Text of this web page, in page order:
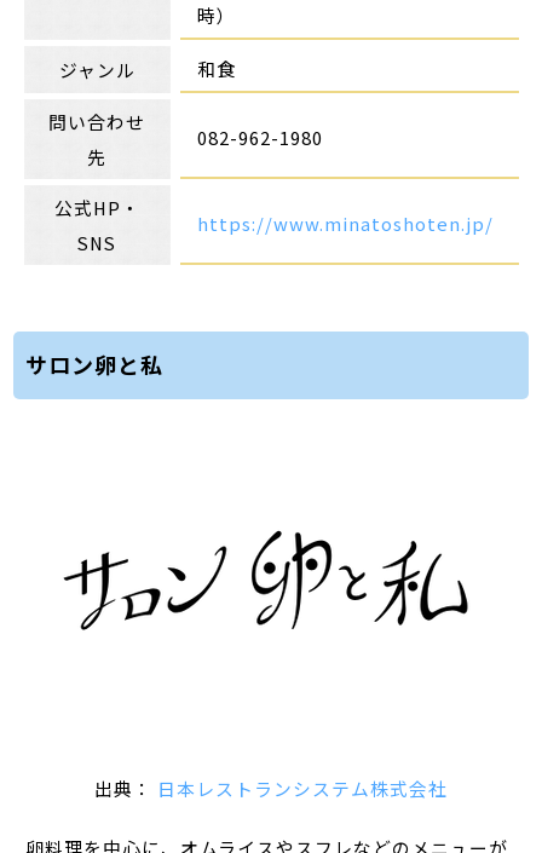
時）
ジャンル 和食
問い合わせ
先
082-962-1980
公式HP・
SNS
https://www.minatoshoten.jp/
サロン卵と私
出典： 日本レストランシステム株式会社
卵料理を中心に、オムライスやスフレなどのメニューが